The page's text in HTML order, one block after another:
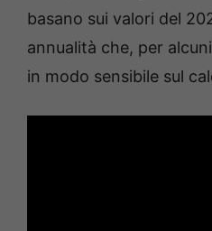
basano sui valori del
annualità che, per
in modo sensibile sul